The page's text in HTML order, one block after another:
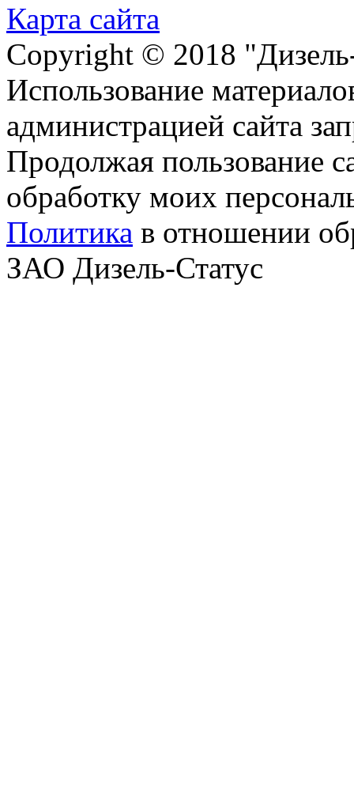
Карта сайта
Copyright © 2018
Использование
администрацией сайта
Продолжая пользование
обработку моих
Политика в отношении
ЗАО Дизель-Статус